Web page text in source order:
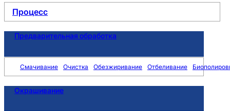
Процесс
Предварительная обработка
Смачивание Очистка Обезжиривание Отбеливание
Окрашивание